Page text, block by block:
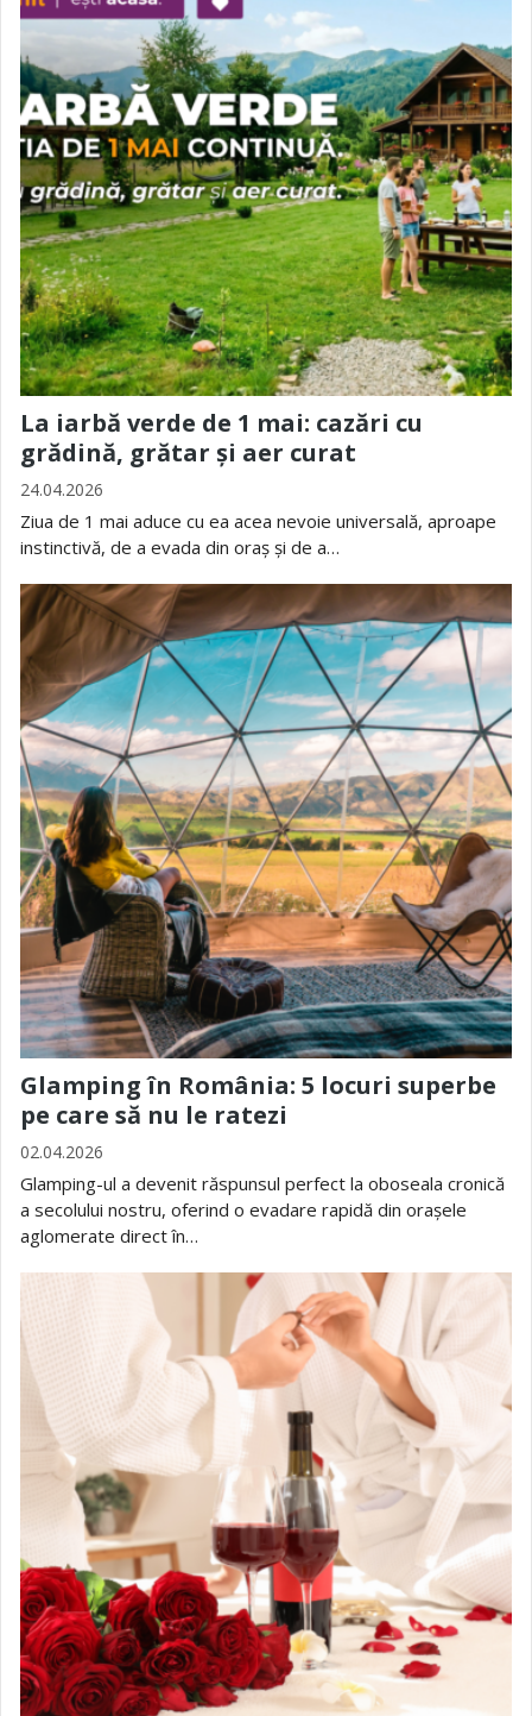
La iarbă verde de 1 mai: cazări cu
grădină, grătar și aer curat
24.04.2026
Ziua de 1 mai aduce cu ea acea nevoie universală, aproape
instinctivă, de a evada din oraș și de a…
Glamping în România: 5 locuri superbe
pe care să nu le ratezi
02.04.2026
Glamping-ul a devenit răspunsul perfect la oboseala cronică
a secolului nostru, oferind o evadare rapidă din orașele
aglomerate direct în…